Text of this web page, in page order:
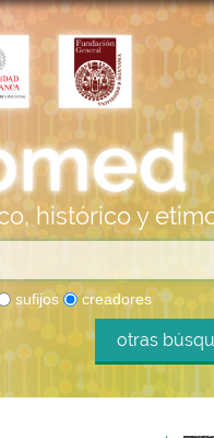
histórico y
sufijos creadores
otras